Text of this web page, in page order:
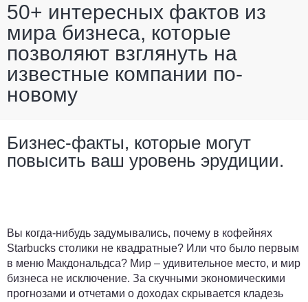
50+ интересных фактов из
мира бизнеса, которые
позволяют взглянуть на
известные компании по-
новому
Бизнес-факты, которые могут
повысить ваш уровень эрудиции.
Вы когда-нибудь задумывались, почему в кофейнях
Starbucks столики не квадратные? Или что было первым
в меню Макдональдса? Мир – удивительное место, и мир
бизнеса не исключение. За скучными экономическими
прогнозами и отчетами о доходах скрывается кладезь